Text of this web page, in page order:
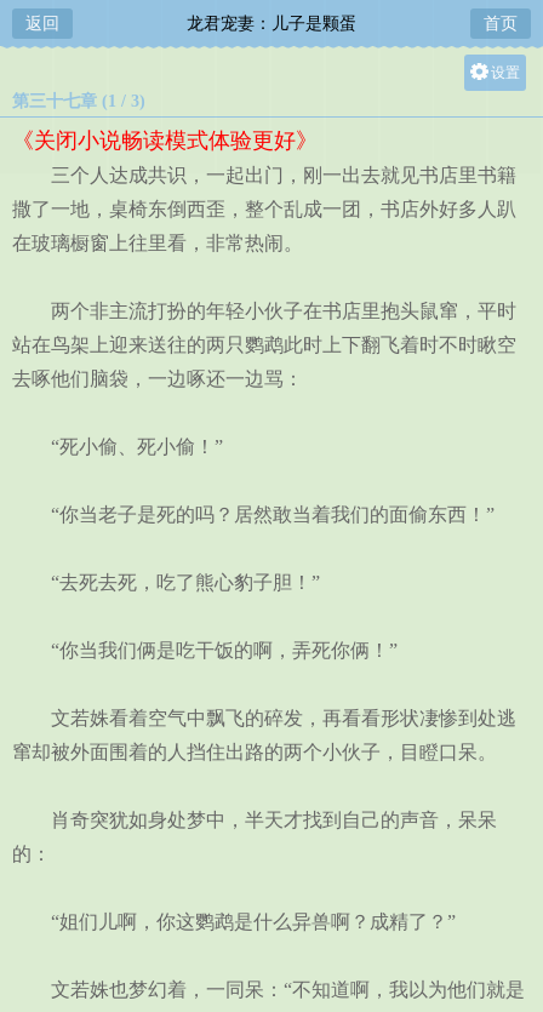
返回 龙君宠妻：儿子是颗蛋 首页
设置
中
小
第三十七章 (1 / 3)
《关闭小说畅读模式体验更好》
三个人达成共识，一起出门，刚一出去就见书店里书籍
撒了一地，桌椅东倒西歪，整个乱成一团，书店外好多人趴
在玻璃橱窗上往里看，非常热闹。
两个非主流打扮的年轻小伙子在书店里抱头鼠窜，平时
站在鸟架上迎来送往的两只鹦鹉此时上下翻飞着时不时瞅空
去啄他们脑袋，一边啄还一边骂：
“死小偷、死小偷！”
“你当老子是死的吗？居然敢当着我们的面偷东西！”
“去死去死，吃了熊心豹子胆！”
“你当我们俩是吃干饭的啊，弄死你俩！”
文若姝看着空气中飘飞的碎发，再看看形状凄惨到处逃
窜却被外面围着的人挡住出路的两个小伙子，目瞪口呆。
肖奇突犹如身处梦中，半天才找到自己的声音，呆呆
的：
“姐们儿啊，你这鹦鹉是什么异兽啊？成精了？”
文若姝也梦幻着，一同呆：“不知道啊，我以为他们就是